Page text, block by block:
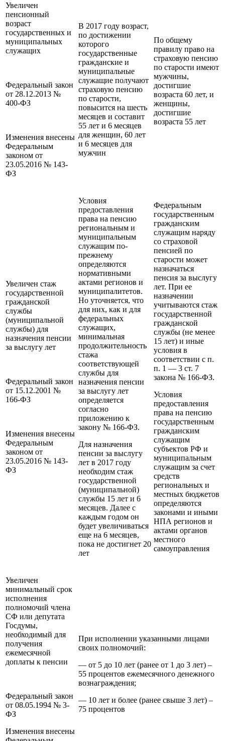
Увеличен
пенсионный
возраст
государственных и
муниципальных
служащих
Федеральный закон
от 28.12.2013 №
400-ФЗ
Изменения внесены
Федеральным
законом от
23.05.2016 № 143-
ФЗ
В 2017 году возраст,
по достижении
которого
государственные
гражданские и
муниципальные
служащие получают
страховую пенсию
по старости,
повысится на шесть
месяцев и составит
55 лет и 6 месяцев
для женщин, 60 лет
и 6 месяцев для
мужчин
По общему
правилу право на
страховую пенсию
по старости имеют
мужчины,
достигшие
возраста 60 лет, и
женщины,
достигшие
возраста 55 лет
Увеличен стаж
государственной
гражданской
службы
(муниципальной
службы) для
назначения пенсии
за выслугу лет
Федеральный закон
от 15.12.2001 №
166-ФЗ
Изменения внесены
Федеральным
законом от
23.05.2016 № 143-
ФЗ
Условия
предоставления
права на пенсию
региональным и
муниципальным
служащим по-
прежнему
определяются
нормативными
актами регионов и
муниципалитетов.
Но уточняется, что
для них, как и для
федеральных
служащих,
минимальная
продолжительность
стажа
соответствующей
службы для
назначения пенсии
за выслугу лет
определяется
согласно
приложению к
закону № 166-ФЗ.
Для назначения
пенсии за выслугу
лет в 2017 году
необходим стаж
государственной
(муниципальной)
службы 15 лет и 6
месяцев. Далее с
каждым годом он
будет увеличиваться
еще на 6 месяцев,
пока не достигнет 20
лет
Федеральным
государственным
гражданским
служащим наряду
со страховой
пенсией по
старости может
назначаться
пенсия за выслугу
лет. При ее
назначении
учитываются стаж
государственной
гражданской
службы (не менее
15 лет) и иные
условия в
соответствии с п.
п. 1 — 3 ст. 7
закона № 166-ФЗ.
Условия
предоставления
права на пенсию
государственным
гражданским
служащим
субъектов РФ и
муниципальным
служащим за счет
средств
региональных и
местных бюджетов
определяются
законами и иными
НПА регионов и
актами органов
местного
самоуправления
Увеличен
минимальный срок
исполнения
полномочий члена
СФ или депутата
Госдумы,
необходимый для
получения
ежемесячной
доплаты к пенсии
Федеральный закон
от 08.05.1994 № 3-
ФЗ
Изменения внесены
При исполнении указанными лицами
своих полномочий:
— от 5 до 10 лет (ранее от 1 до 3 лет) –
55 процентов ежемесячного денежного
вознаграждения;
— 10 лет и более (ранее свыше 3 лет) –
75 процентов